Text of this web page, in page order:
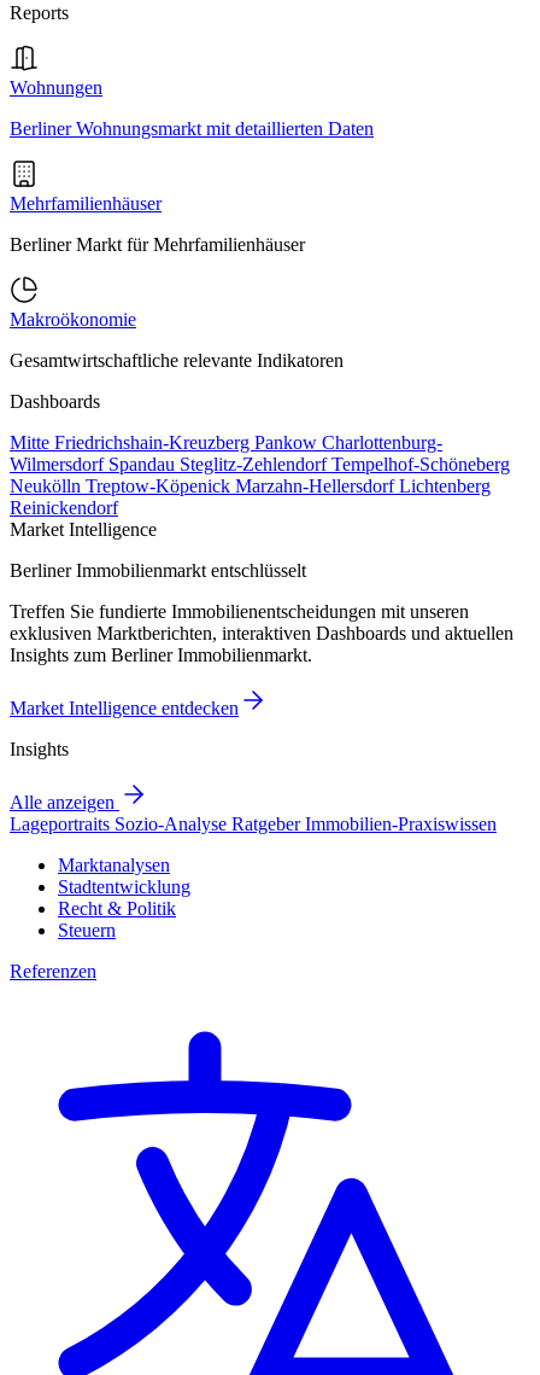
Reports
Wohnungen
Berliner Wohnungsmarkt mit detaillierten Daten
Mehrfamilienhäuser
Berliner Markt für Mehrfamilienhäuser
Makroökonomie
Gesamtwirtschaftliche relevante Indikatoren
Dashboards
Mitte Friedrichshain-Kreuzberg Pankow Charlottenburg-
Wilmersdorf Spandau Steglitz-ZehlendorfTempelhof-Schöneberg
Neukölln Treptow-Köpenick Marzahn-HellersdorfLichtenberg
Reinickendorf
Market Intelligence
Berliner Immobilienmarkt entschlüsselt
Treffen Sie fundierte Immobilienentscheidungen mit unseren
exklusiven Marktberichten, interaktiven Dashboards und aktuellen
Insights zum Berliner Immobilienmarkt.
Market Intelligence entdecken
Insights
Alle anzeigen
Lageportraits Sozio-Analyse RatgeberImmobilien-Praxiswissen
Marktanalysen
Stadtentwicklung
Recht & Politik
Steuern
Referenzen